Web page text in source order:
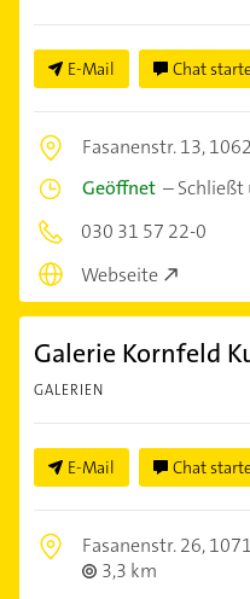
E-Mail Chat
Fasanenstr. 13,
Geöffnet –Schließt
030 31 57 22-0
Webseite
Galerie Kornfeld
GALERIEN
E-Mail Chat
Fasanenstr. 26,
3,3 km